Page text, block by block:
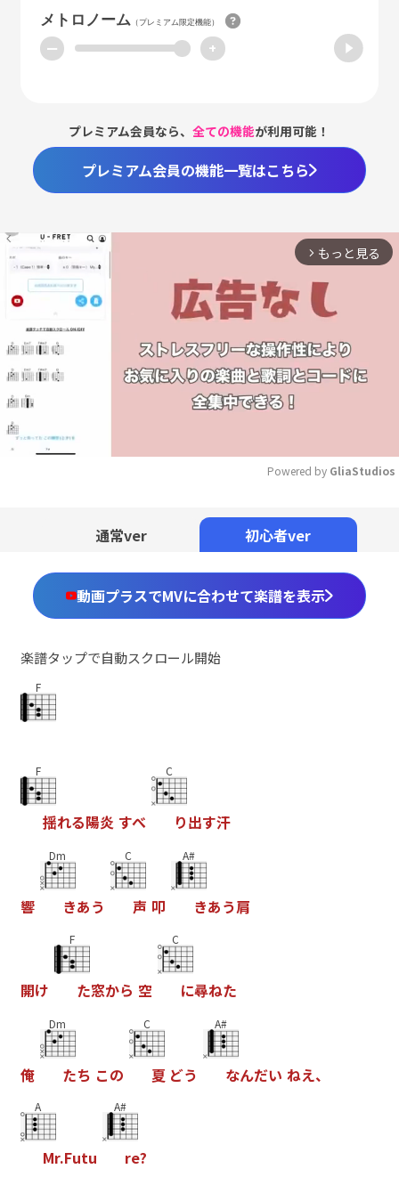
メトロノーム（プレミアム限定機能）
ー +
プレミアム会員なら、全ての機能が利用可能！
プレミアム会員の機能一覧はこちら
arrow_forward_ios もっと見る
Powered by GliaStudios
通常ver 初心者ver
動画プラスでMVに合わせて楽譜を表示
楽譜タップで自動スクロール開始
F
F
揺れる陽炎 すべ
C
り出す汗
響
Dm
きあう
C
声 叩
A#
きあう肩
開け
F
た窓から 空
C
に尋ねた
俺
Dm
たち この
C
夏 どう
A#
なんだい ねえ、
A
Mr.Futu
A#
re?